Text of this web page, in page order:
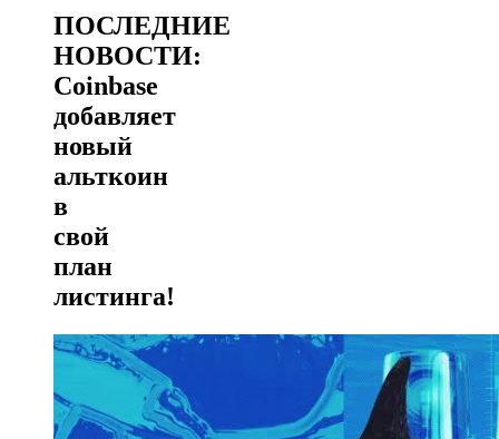
ПОСЛЕДНИЕ
НОВОСТИ:
Coinbase
добавляет
новый
альткоин
в
свой
план
листинга!